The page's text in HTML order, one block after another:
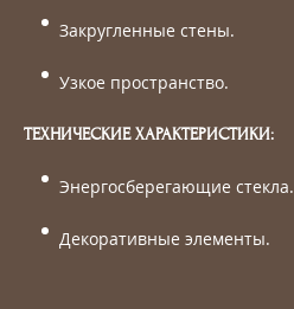
Закругленные стены.
Узкое пространство.
ТЕХНИЧЕСКИЕ ХАРАКТЕРИСТИКИ:
Энергосберегающие стекла.
Декоративные элементы.